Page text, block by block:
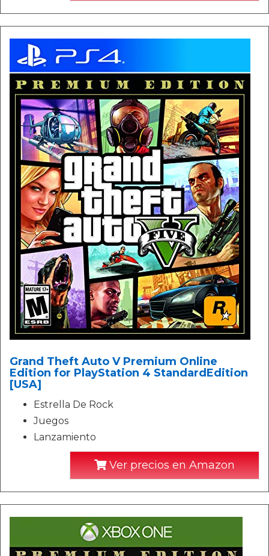
Grand Theft Auto V Premium Online
Edition for PlayStation 4 StandardEdition
[USA]
Estrella De Rock
Juegos
Lanzamiento
Ver precios en Amazon